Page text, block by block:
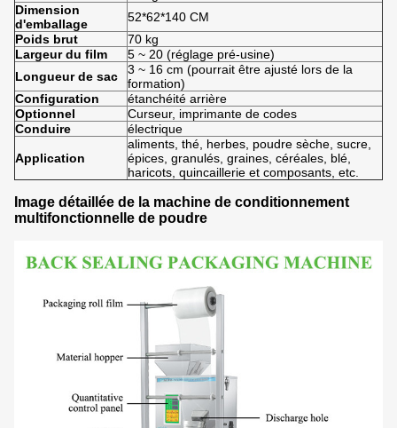
Dimension
d'emballage
52*62*140 CM
Poids brut
70 kg
Largeur du film
5 ~ 20 (réglage pré-usine)
Longueur de sac
3 ~ 16 cm (pourrait être ajusté lors de la
formation)
Configuration
étanchéité arrière
Optionnel
Curseur, imprimante de codes
Conduire
électrique
Application
aliments, thé, herbes, poudre sèche, sucre,
épices, granulés, graines, céréales, blé,
haricots, quincaillerie et composants, etc.
Image détaillée de la machine de conditionnement
multifonctionnelle de poudre